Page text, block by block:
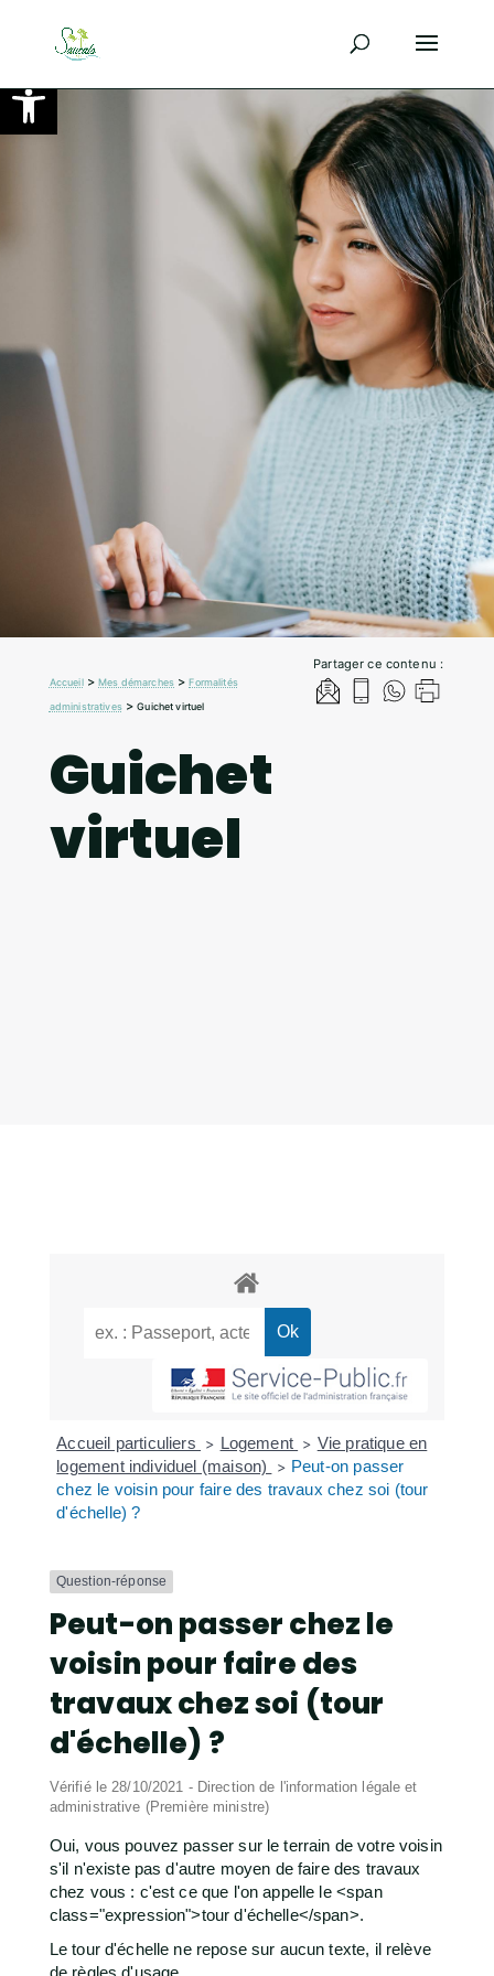
Ouvrir la barre d’outils
Partager ce contenu :
Accueil>Mes démarches >Formalités
administratives>Guichet virtuel
Guichet
virtuel
Accueil particuliers > Logement > Vie pratique en
logement individuel (maison)
> Peut-on passer
chez le voisin pour faire des travaux chez soi (tour
d'échelle) ?
Question-réponse
Peut-on passer chez le
voisin pour faire des
travaux chez soi (tour
d'échelle) ?
Vérifié le 28/10/2021 - Direction de l'information légale et
administrative (Première ministre)
Oui, vous pouvez passer sur le terrain de votre voisin
s'il n'existe pas d'autre moyen de faire des travaux
chez vous : c'est ce que l'on appelle le <span
class="expression">tour d'échelle</span>.
Le tour d'échelle ne repose sur aucun texte, il relève